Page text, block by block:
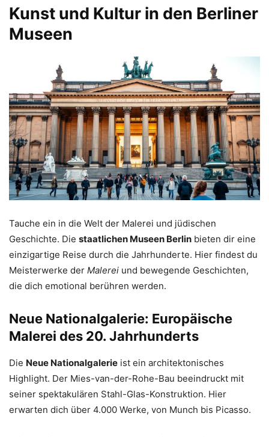
Kunst und Kultur in den Berliner
Museen
Tauche ein in die Welt der Malerei und jüdischen
Geschichte. Die staatlichen Museen Berlin bieten dir eine
einzigartige Reise durch die Jahrhunderte. Hier findest du
Meisterwerke der Malerei und bewegende Geschichten,
die dich emotional berühren werden.
Neue Nationalgalerie: Europäische
Malerei des 20. Jahrhunderts
Die Neue Nationalgalerie ist ein architektonisches
Highlight. Der Mies-van-der-Rohe-Bau beeindruckt mit
seiner spektakulären Stahl-Glas-Konstruktion. Hier
erwarten dich über 4.000 Werke, von Munch bis Picasso.